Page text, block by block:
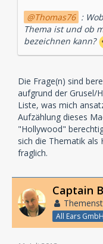
Thomas76 :
Thema ist und ob
bezeichnen kann?
Die Frage(n) sind
aufgrund der Grusel/
Liste, was mich
Aufzählung dieses
"Hollywood"
sich die Thematik als
fraglich.
Captain
All Ears GmbH